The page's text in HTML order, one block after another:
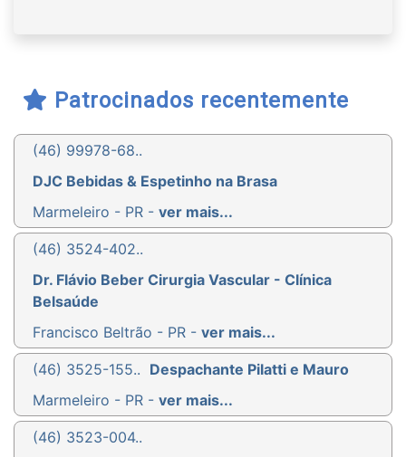
Patrocinados recentemente
(46) 99978-68..
DJC Bebidas & Espetinho na Brasa
Marmeleiro - PR - ver mais...
(46) 3524-402..
Dr. Flávio Beber Cirurgia Vascular - Clínica
Belsaúde
Francisco Beltrão - PR - ver mais...
(46) 3525-155.. Despachante Pilatti e Mauro
Marmeleiro - PR - ver mais...
(46) 3523-004..